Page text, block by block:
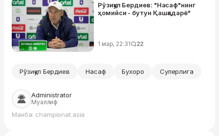
Рўзиқул Бердиев: "Насаф"нинг
ҳомийси - бутун Қашқадарё"
1 мар, 22:31 22
Рўзиқул Бердиев Насаф Бухоро Суперлига
Administrator
Муаллиф
Манба: championat.asia